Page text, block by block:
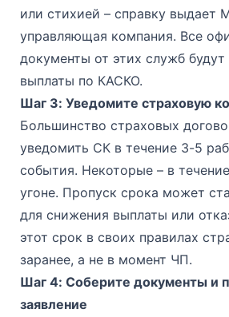
или стихией – справку выдает
управляющая компания. Все
документы от этих служб
выплаты по КАСКО.
Шаг 3: Уведомите страховую
Большинство страховых
уведомить СК в течение 3-5
события. Некоторые – в
угоне. Пропуск срока может
для снижения выплаты или
этот срок в своих правилах
заранее, а не в момент ЧП.
Шаг 4: Соберите документы и
заявление